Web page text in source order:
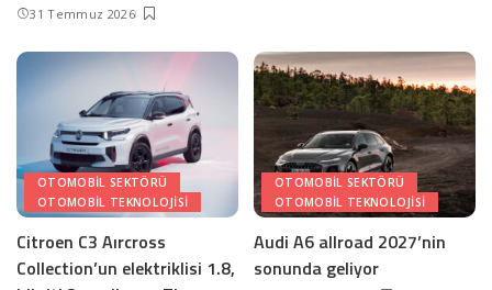
31 Temmuz 2026
OTOMOBIL SEKTÖRÜ
OTOMOBIL TEKNOLOJISI
Citroen C3 Aırcross
Collection’un elektriklisi 1.8,
OTOMOBIL SEKTÖRÜ
OTOMOBIL TEKNOLOJISI
Audi A6 allroad 2027’nin
sonunda geliyor